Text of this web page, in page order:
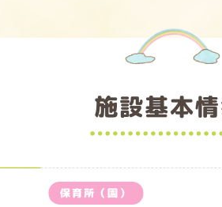
施設基本
保育所（園）